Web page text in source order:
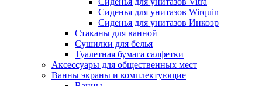
Сиденья для унитазов Wirquin
Сиденья для унитазов Инкоэр
Стаканы для ванной
Сушилки для белья
Туалетная бумага салфетки
Аксессуары для общественных мест
Ванны экраны и комплектующие